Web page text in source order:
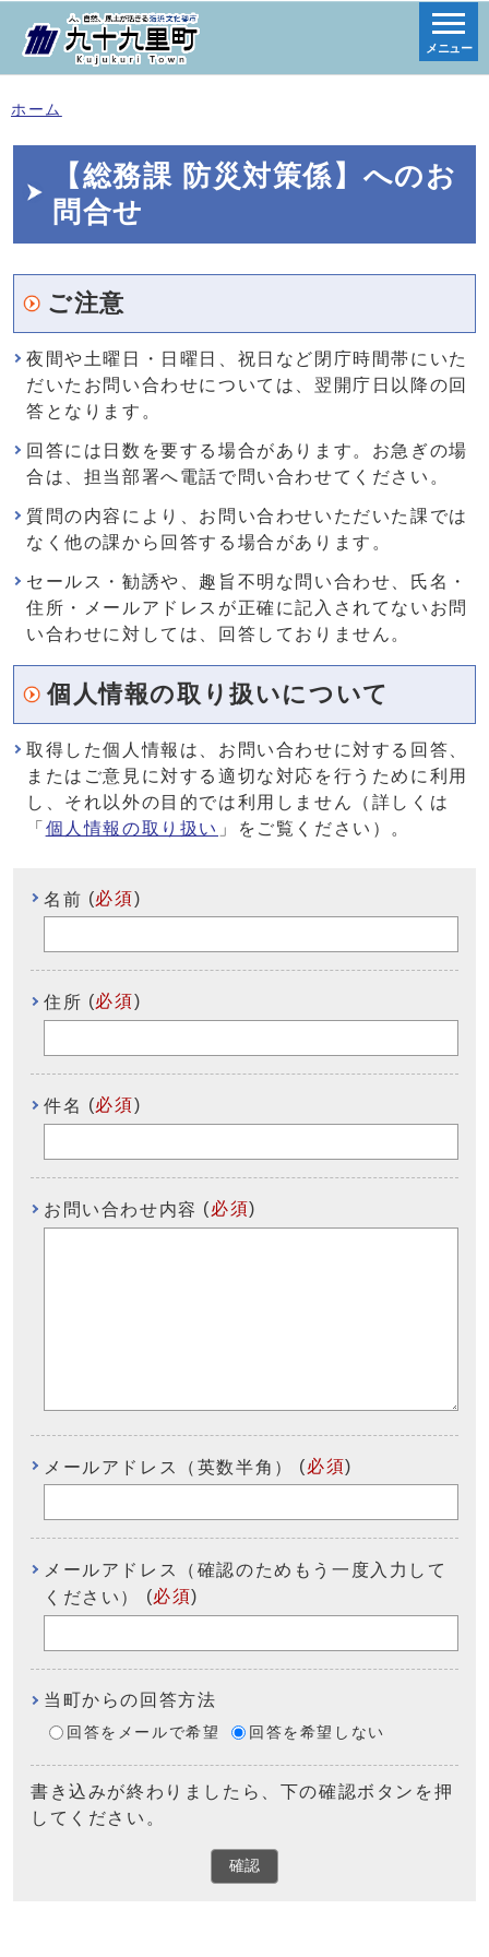
メニュー
ホーム
【総務課 防災対策係】へのお
問合せ
ご注意
夜間や土曜日・日曜日、祝日など閉庁時間帯にいた
だいたお問い合わせについては、翌開庁日以降の回
答となります。
回答には日数を要する場合があります。お急ぎの場
合は、担当部署へ電話で問い合わせてください。
質問の内容により、お問い合わせいただいた課では
なく他の課から回答する場合があります。
セールス・勧誘や、趣旨不明な問い合わせ、氏名・
住所・メールアドレスが正確に記入されてないお問
い合わせに対しては、回答しておりません。
個人情報の取り扱いについて
取得した個人情報は、お問い合わせに対する回答、
またはご意見に対する適切な対応を行うために利用
し、それ以外の目的では利用しません（詳しくは
「 個人情報の取り扱い 」をご覧ください）。
名前 (必須)
住所 (必須)
件名 (必須)
お問い合わせ内容 (必須)
メールアドレス（英数半角） (必須)
メールアドレス（確認のためもう一度入力して
ください）
(必須)
当町からの回答方法
回答をメールで希望 回答を希望しない
書き込みが終わりましたら、下の確認ボタンを押
してください。
確認